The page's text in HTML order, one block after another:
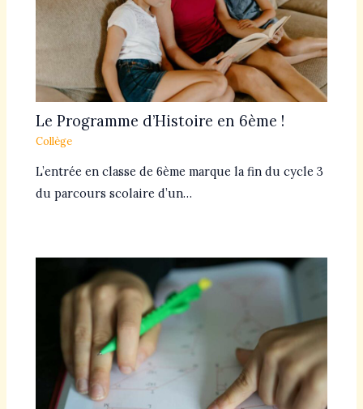
Le Programme d’Histoire en 6ème !
Collège
L’entrée en classe de 6ème marque la fin du cycle 3
du parcours scolaire d’un…